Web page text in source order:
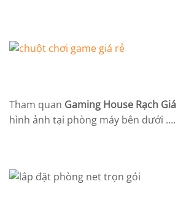
Tham quan Gaming House Rạch Giá
hình ảnh tại phòng máy bên dưới ….